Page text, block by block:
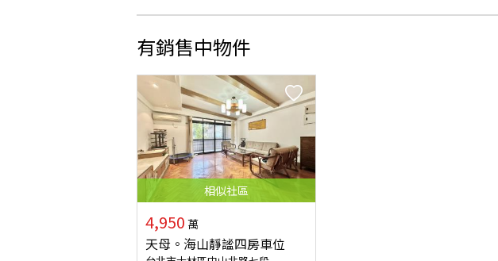
有銷售中物件
相似社區
4,950 萬
天母。海山靜謐四房車位